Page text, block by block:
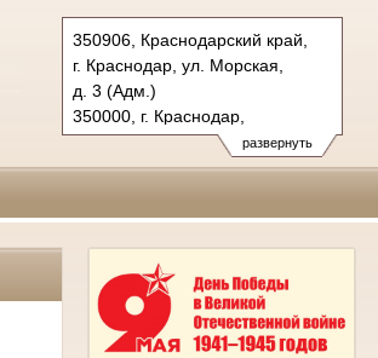
развернуть
350906, Краснодарский край,
г. Краснодар, ул. Морская,
д. 3 (Адм.)
350000, г. Краснодар,
ул. Красная, д.113 (Уг.)
350907, г. Краснодар,
Тел.: (861) 219-24-00